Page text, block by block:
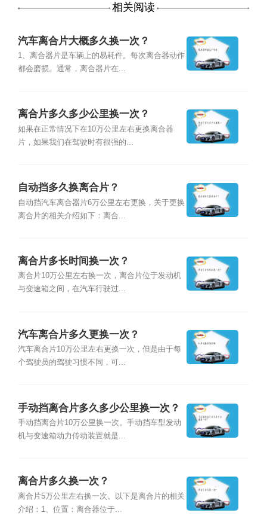
相关阅读
汽车离合片大概多久换一次？
1、离合器片是车辆上的易耗件。每次离合器动作
都会磨损。通常，离合器片在...
离合片多久多少公里换一次？
如果在正常情况下在10万公里左右更换离合器
片，如果我们在驾驶时有很强的...
自动挡多久换离合片？
自动挡汽车离合器片6万公里左右更换，关于更换
离合片的相关介绍如下：离合...
离合片多长时间换一次？
离合片10万公里左右换一次，离合片位于发动机
与变速箱之间，在汽车行驶过...
汽车离合片多久更换一次？
汽车离合片10万公里左右更换一次，但是由于每
个驾驶员的驾驶习惯不同，可...
手动挡离合片多久多少公里换一次？
手动挡离合片10万公里换一次。手动挡车型发动
机与变速箱动力传动装置就是...
离合片多久换一次？
离合片5万公里左右换一次。以下是离合片的相关
介绍：1、位置：离合器位于...